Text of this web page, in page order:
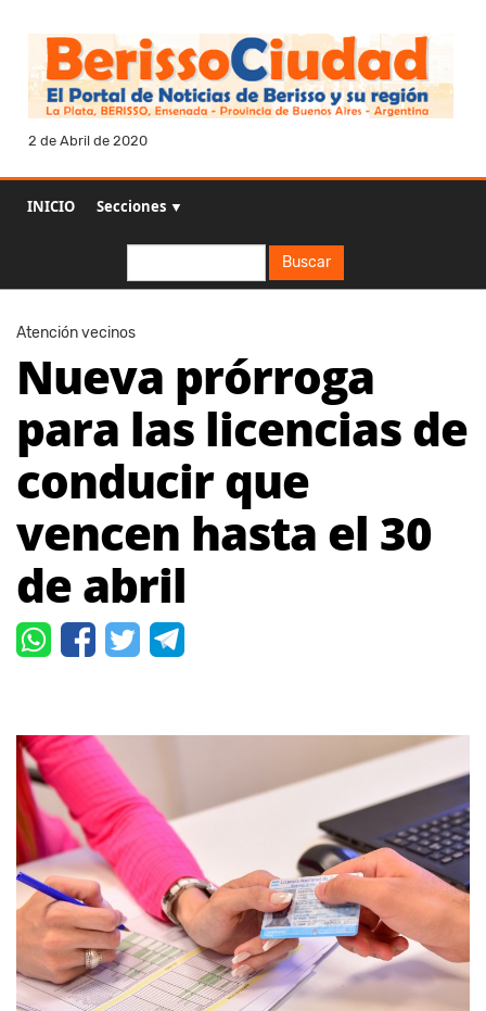
2 de Abril de 2020
INICIO Secciones ▼
Buscar
Atención vecinos
Nueva prórroga
para las licencias de
conducir que
vencen hasta el 30
de abril